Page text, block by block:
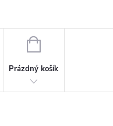
NÁKUPNÍ
Prázdný košík